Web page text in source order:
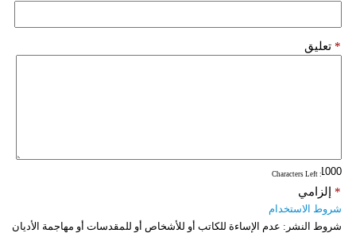
تعليق *
: Characters Left
إلزامي *
شروط الاستخدام
شروط النشر: عدم الإساءة للكاتب أو للأشخاص أو للمقدسات أو مهاجمة الأديان